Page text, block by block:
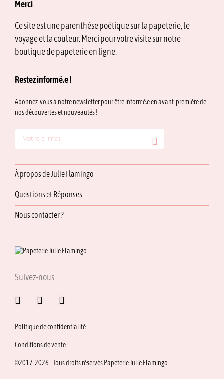
choisies
sur
la
Merci
Ce site est une parenthèse poétique sur la papeterie, le
voyage et la couleur. Merci pour votre visite sur notre
boutique de papeterie en ligne.
Restez informé.e !
Abonnez-vous à notre newsletter pour être informé.e en avant-première de
nos découvertes et nouveautés !
À propos de Julie Flamingo
Questions et Réponses
Nous contacter ?
Suivez-nous
Politique de confidentialité
Conditions de vente
©2017-2026 - Tous droits réservés Papeterie Julie Flamingo